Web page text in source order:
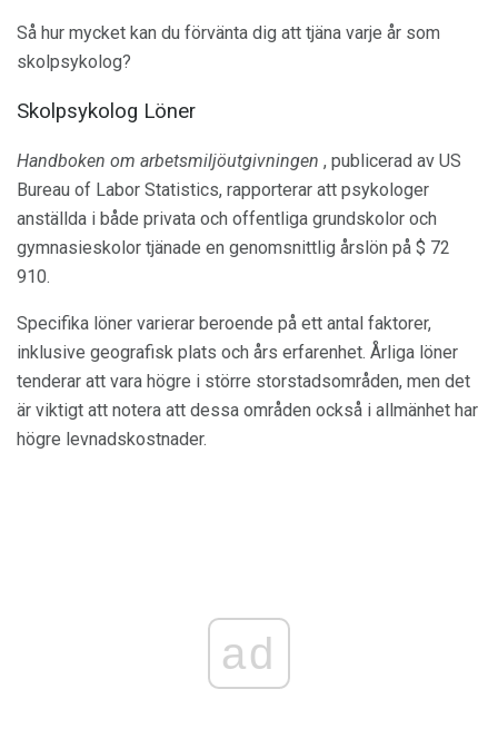
Så hur mycket kan du förvänta dig att tjäna varje år som
skolpsykolog?
Skolpsykolog Löner
Handboken om arbetsmiljöutgivningen , publicerad av US
Bureau of Labor Statistics, rapporterar att psykologer
anställda i både privata och offentliga grundskolor och
gymnasieskolor tjänade en genomsnittlig årslön på $ 72
910.
Specifika löner varierar beroende på ett antal faktorer,
inklusive geografisk plats och års erfarenhet. Årliga löner
tenderar att vara högre i större storstadsområden, men det
är viktigt att notera att dessa områden också i allmänhet har
högre levnadskostnader.
ad